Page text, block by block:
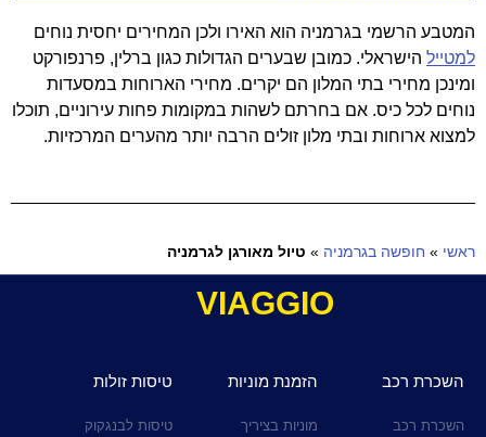
המטבע הרשמי בגרמניה הוא האירו ולכן המחירים יחסית נוחים
למטייל הישראלי. כמובן שבערים הגדולות כגון ברלין, פרנפורקט
ומינכן מחירי בתי המלון הם יקרים. מחירי הארוחות במסעדות
נוחים לכל כיס. אם בחרתם לשהות במקומות פחות עירוניים, תוכלו
למצוא ארוחות ובתי מלון זולים הרבה יותר מהערים המרכזיות.
ראשי » חופשה בגרמניה » טיול מאורגן לגרמניה
VIAGGIO
השכרת רכב
השכרת רכב
הזמנת מוניות
מוניות בציריך
טיסות זולות
טיסות לבנגקוק